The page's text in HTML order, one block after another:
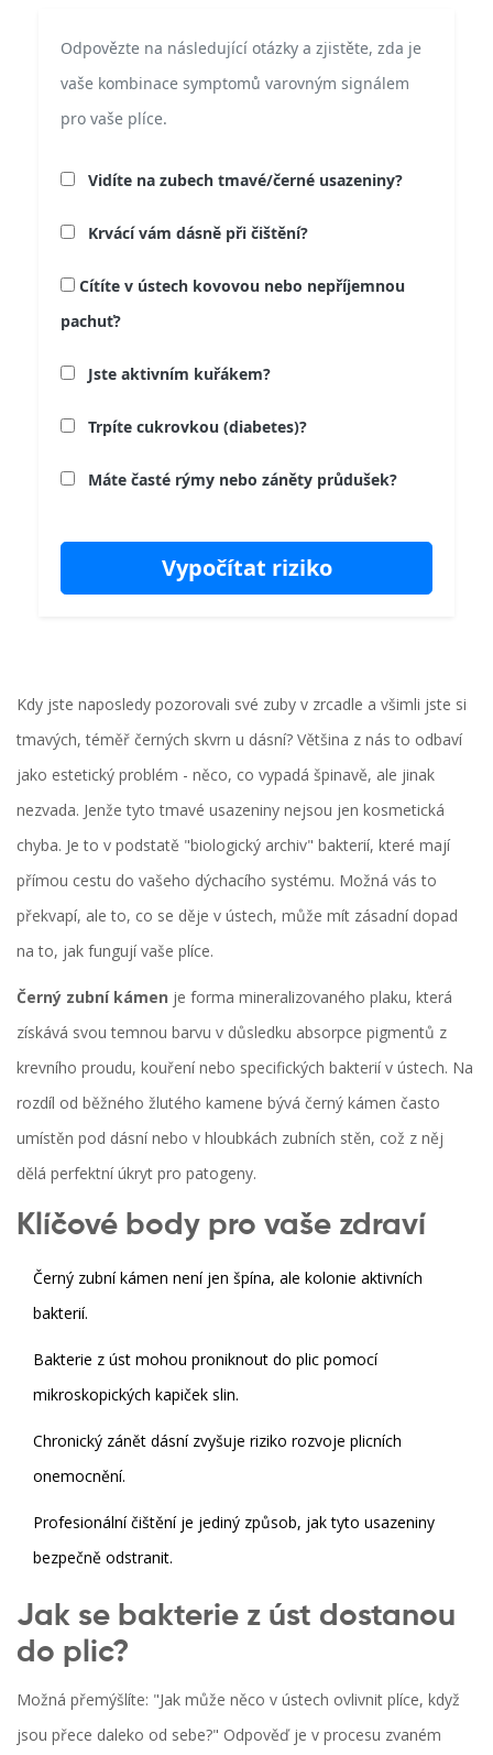
Odpovězte na následující otázky a zjistěte, zda je
vaše kombinace symptomů varovným signálem
pro vaše plíce.
Vidíte na zubech tmavé/černé usazeniny?
Krvácí vám dásně při čištění?
Cítíte v ústech kovovou nebo nepříjemnou
pachuť?
Jste aktivním kuřákem?
Trpíte cukrovkou (diabetes)?
Máte časté rýmy nebo záněty průdušek?
Vypočítat riziko
Kdy jste naposledy pozorovali své zuby v zrcadle a všimli jste si
tmavých, téměř černých skvrn u dásní? Většina z nás to odbaví
jako estetický problém - něco, co vypadá špinavě, ale jinak
nezvada. Jenže tyto tmavé usazeniny nejsou jen kosmetická
chyba. Je to v podstatě "biologický archiv" bakterií, které mají
přímou cestu do vašeho dýchacího systému. Možná vás to
překvapí, ale to, co se děje v ústech, může mít zásadní dopad
na to, jak fungují vaše plíce.
Černý zubní kámen je forma mineralizovaného plaku, která
získává svou temnou barvu v důsledku absorpce pigmentů z
krevního proudu, kouření nebo specifických bakterií v ústech. Na
rozdíl od běžného žlutého kamene bývá černý kámen často
umístěn pod dásní nebo v hloubkách zubních stěn, což z něj
dělá perfektní úkryt pro patogeny.
Klíčové body pro vaše zdraví
Černý zubní kámen není jen špína, ale kolonie aktivních
bakterií.
Bakterie z úst mohou proniknout do plic pomocí
mikroskopických kapiček slin.
Chronický zánět dásní zvyšuje riziko rozvoje plicních
onemocnění.
Profesionální čištění je jediný způsob, jak tyto usazeniny
bezpečně odstranit.
Jak se bakterie z úst dostanou
do plic?
Možná přemýšlíte: "Jak může něco v ústech ovlivnit plíce, když
jsou přece daleko od sebe?" Odpověď je v procesu zvaném